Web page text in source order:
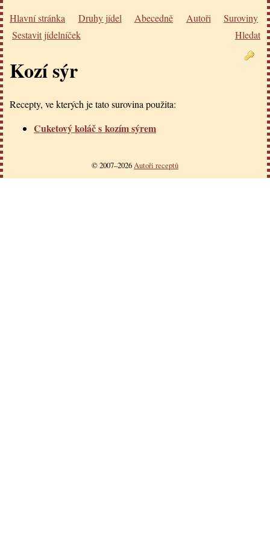
Hlavní stránka Druhy jídel Abecedně Autoři
Suroviny
Sestavit jídelníček
Hledat
Kozí sýr
Recepty, ve kterých je tato surovina použita:
Cuketový koláč s kozím sýrem
© 2007–2026Autoři receptů